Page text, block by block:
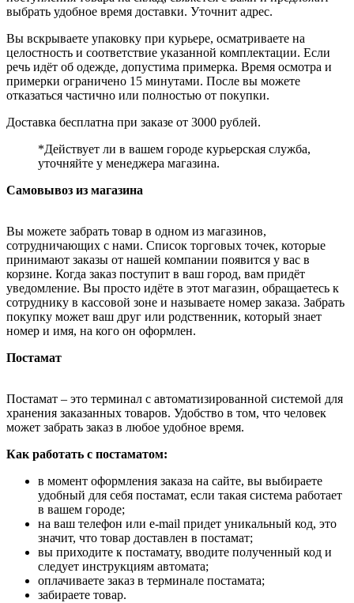
выбрать удобное время доставки. Уточнит адрес.
Вы вскрываете упаковку при курьере, осматриваете на
целостность и соответствие указанной комплектации. Если
речь идёт об одежде, допустима примерка. Время осмотра и
примерки ограничено 15 минутами. После вы можете
отказаться частично или полностью от покупки.
Доставка бесплатна при заказе от 3000 рублей.
*Действует ли в вашем городе курьерская служба,
уточняйте у менеджера магазина.
Самовывоз из магазина
Вы можете забрать товар в одном из магазинов,
сотрудничающих с нами. Список торговых точек, которые
принимают заказы от нашей компании появится у вас в
корзине. Когда заказ поступит в ваш город, вам придёт
уведомление. Вы просто идёте в этот магазин, обращаетесь к
сотруднику в кассовой зоне и называете номер заказа. Забрать
покупку может ваш друг или родственник, который знает
номер и имя, на кого он оформлен.
Постамат
Постамат – это терминал с автоматизированной системой для
хранения заказанных товаров. Удобство в том, что человек
может забрать заказ в любое удобное время.
Как работать с постаматом:
в момент оформления заказа на сайте, вы выбираете
удобный для себя постамат, если такая система работает
в вашем городе;
на ваш телефон или e-mail придет уникальный код, это
значит, что товар доставлен в постамат;
вы приходите к постамату, вводите полученный код и
следует инструкциям автомата;
оплачиваете заказ в терминале постамата;
забираете товар.